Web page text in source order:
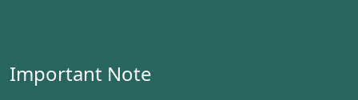
Important Note